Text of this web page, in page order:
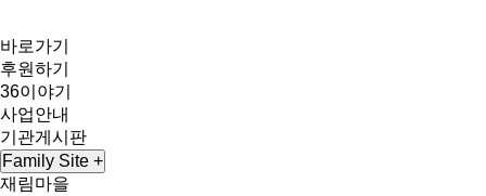
바로가기
후원하기
36이야기
사업안내
기관게시판
Family Site +
재림마을